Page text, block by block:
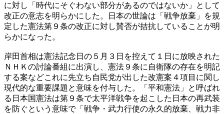
に対し「時代にそぐわない部分があるのではないか」として
改正の意志を明らかにした。日本の世論は「戦争放棄」を規
定した憲法第９条の改正に対し賛否が拮抗していることが明
らかになった。
岸田首相は憲法記念日の５月３日を控えて１日に放映された
ＮＨＫの討論番組に出演し、憲法９条に自衛隊の存在を明記
する案などこれに先立ち自民党が出した改憲案４項目に関し
現代的な重要課題と意味を付与した。「平和憲法」と呼ばれ
る日本国憲法は第９条で太平洋戦争を起こした日本の再武装
を防ぐという意味で「戦争・武力行使の永久的放棄、戦力非